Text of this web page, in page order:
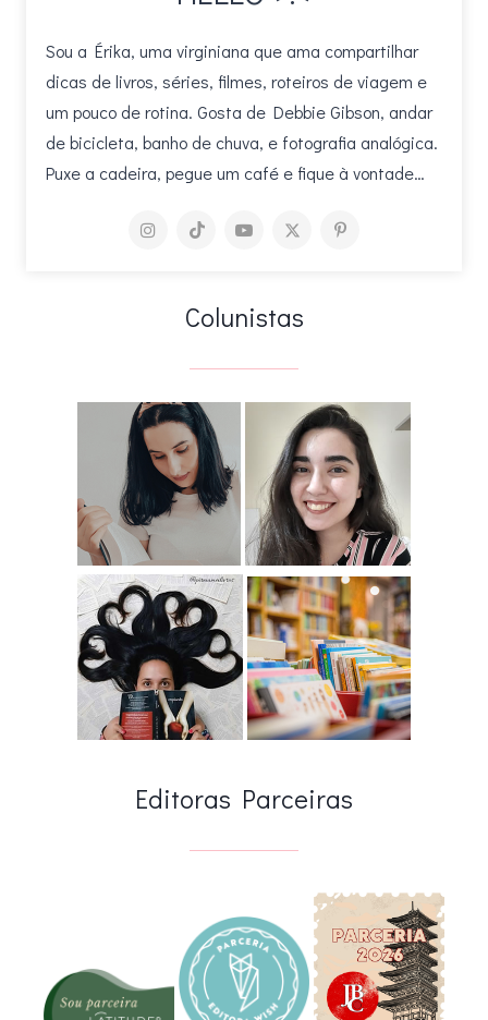
Sou a Érika, uma virginiana que ama compartilhar
dicas de livros, séries, filmes, roteiros de viagem e
um pouco de rotina. Gosta de Debbie Gibson, andar
de bicicleta, banho de chuva, e fotografia analógica.
Puxe a cadeira, pegue um café e fique à vontade…
Colunistas
Editoras Parceiras